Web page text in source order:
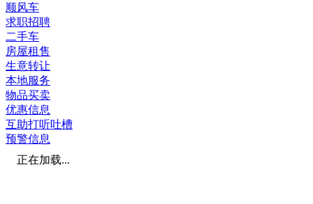
顺风车
求职招聘
二手车
房屋租售
生意转让
本地服务
物品买卖
优惠信息
互助打听吐槽
预警信息
正在加载...